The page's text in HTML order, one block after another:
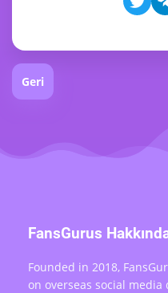
Geri
FansGurus
Founded in 2018,
on overseas social